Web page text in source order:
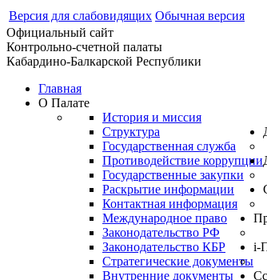
Версия для слабовидящих Обычная версия
Официальный сайт
Контрольно-счетной палаты
Кабардино-Балкарской Республики
Главная
О Палате
История и миссия
Структура
Государственная служба
Противодействие коррупции
Государственные закупки
Раскрытие информации
Контактная информация
Международное право
Законодательство РФ
Законодательство КБР
Стратегические документы
Внутренние документы
i-